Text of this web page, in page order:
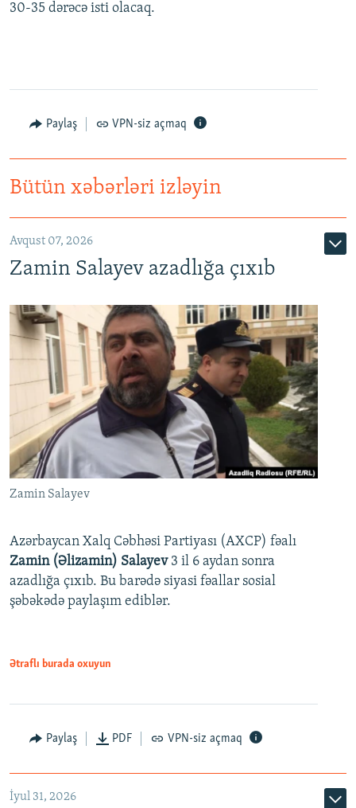
30-35 dərəcə isti olacaq.
Paylaş VPN-siz açmaq
Bütün xəbərləri izləyin
Avqust 07, 2026
Zamin Salayev azadlığa çıxıb
Zamin Salayev
Azərbaycan Xalq Cəbhəsi Partiyası (AXCP) fəalı
Zamin (Əlizamin) Salayev 3 il 6 aydan sonra
azadlığa çıxıb. Bu barədə siyasi fəallar sosial
şəbəkədə paylaşım ediblər.
Ətraflı burada oxuyun
Paylaş PDF VPN-siz açmaq
İyul 31, 2026